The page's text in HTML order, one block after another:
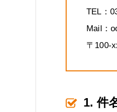
TEL：
Mail：
〒100-
1. 件